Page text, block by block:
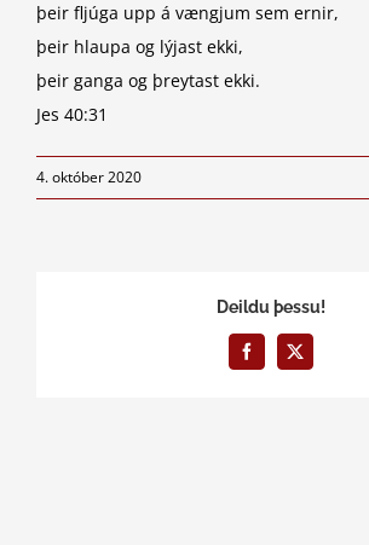
þeir fljúga upp á vængjum sem ernir,
þeir hlaupa og lýjast ekki,
þeir ganga og þreytast ekki.
Jes 40:31
4. október 2020
Deildu þessu!
Facebook
X